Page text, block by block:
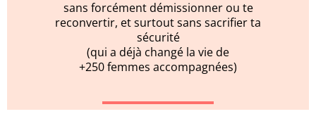
sans forcément démissionner ou te
reconvertir, et surtout sans sacrifier ta
sécurité
(qui a déjà changé la vie de
+250 femmes accompagnées)